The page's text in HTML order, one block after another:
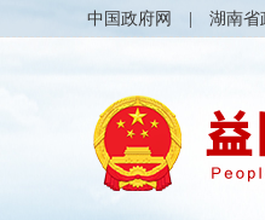
中国政府网 湖南省